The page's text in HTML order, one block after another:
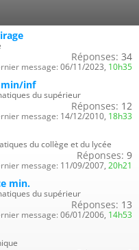
Réponses: 34
message: 06/11/2023, 10h35
min/inf
du supérieur
Réponses: 12
message: 14/12/2010, 18h33
du collège et du lycée
Réponses: 9
message: 11/09/2007, 20h21
min.
du supérieur
Réponses: 13
message: 06/01/2006, 14h53